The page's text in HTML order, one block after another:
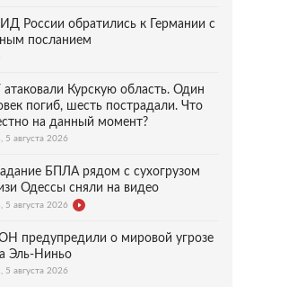
России обратились к Германии с
посланием
атаковали Курскую область. Один
погиб, шесть пострадали. Что
на данный момент?
5 августа 2026
БПЛА рядом с сухогрузом
Одессы сняли на видео
5 августа 2026
предупредили о мировой угрозе
Эль-Ниньо
5 августа 2026